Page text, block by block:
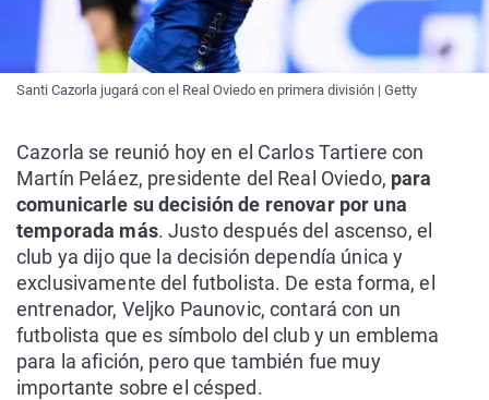
Santi Cazorla jugará con el Real Oviedo en primera división | Getty
Cazorla se reunió hoy en el Carlos Tartiere con
Martín Peláez, presidente del Real Oviedo, para
comunicarle su decisión de renovar por una
temporada más. Justo después del ascenso, el
club ya dijo que la decisión dependía única y
exclusivamente del futbolista. De esta forma, el
entrenador, Veljko Paunovic, contará con un
futbolista que es símbolo del club y un emblema
para la afición, pero que también fue muy
importante sobre el césped.